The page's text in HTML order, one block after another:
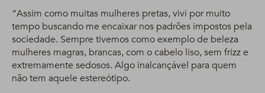
“Assim como muitas mulheres pretas, vivi por muito
tempo buscando me encaixar nos padrões impostos pela
sociedade. Sempre tivemos como exemplo de beleza
mulheres magras, brancas, com o cabelo liso, sem frizz e
extremamente sedosos. Algo inalcançável para quem
não tem aquele estereótipo.